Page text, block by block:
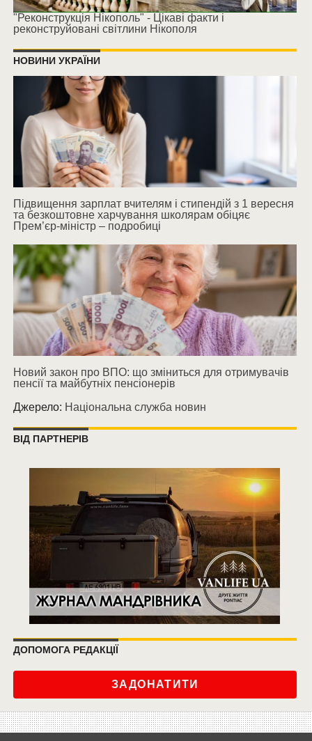
"Реконструкція Нікополь" - Цікаві факти і
реконструйовані світлини Нікополя
НОВИНИ УКРАЇНИ
Підвищення зарплат вчителям і стипендій з 1 вересня
та безкоштовне харчування школярам обіцяє
Прем’єр-міністр – подробиці
Новий закон про ВПО: що зміниться для отримувачів
пенсії та майбутніх пенсіонерів
Джерело: Національна служба новин
ВІД ПАРТНЕРІВ
ДОПОМОГА РЕДАКЦІЇ
ЗАДОНАТИТИ